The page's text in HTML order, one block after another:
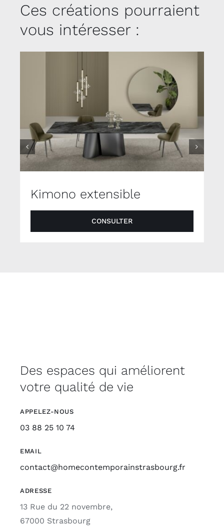
Ces créations pourraient
vous intéresser :
Kimono extensible
CONSULTER
Des espaces qui améliorent
votre qualité de vie
APPELEZ-NOUS
03 88 25 10 74
EMAIL
contact@homecontemporainstrasbourg.fr
ADRESSE
13 Rue du 22 novembre,
67000 Strasbourg